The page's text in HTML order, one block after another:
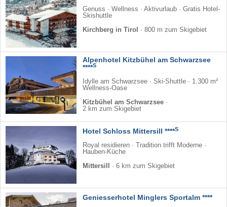
Genuss · Wellness · Aktivurlaub · Gratis Hotel-
Skishuttle
Kirchberg in Tirol
· 800 m zum Skigebiet
Alpenhotel Kitzbühel am Schwarzsee
****S
Idylle am Schwarzsee · Ski-Shuttle · 1.300 m²
Wellness-Oase
Kitzbühel am Schwarzsee ·
2 km zum Skigebiet
Hotel Schloss Mittersill ****S
Royal residieren · Tradition trifft Moderne ·
Hauben-Küche
Mittersill
· 6 km zum Skigebiet
Geniesserhotel Minglers Sportalm ****